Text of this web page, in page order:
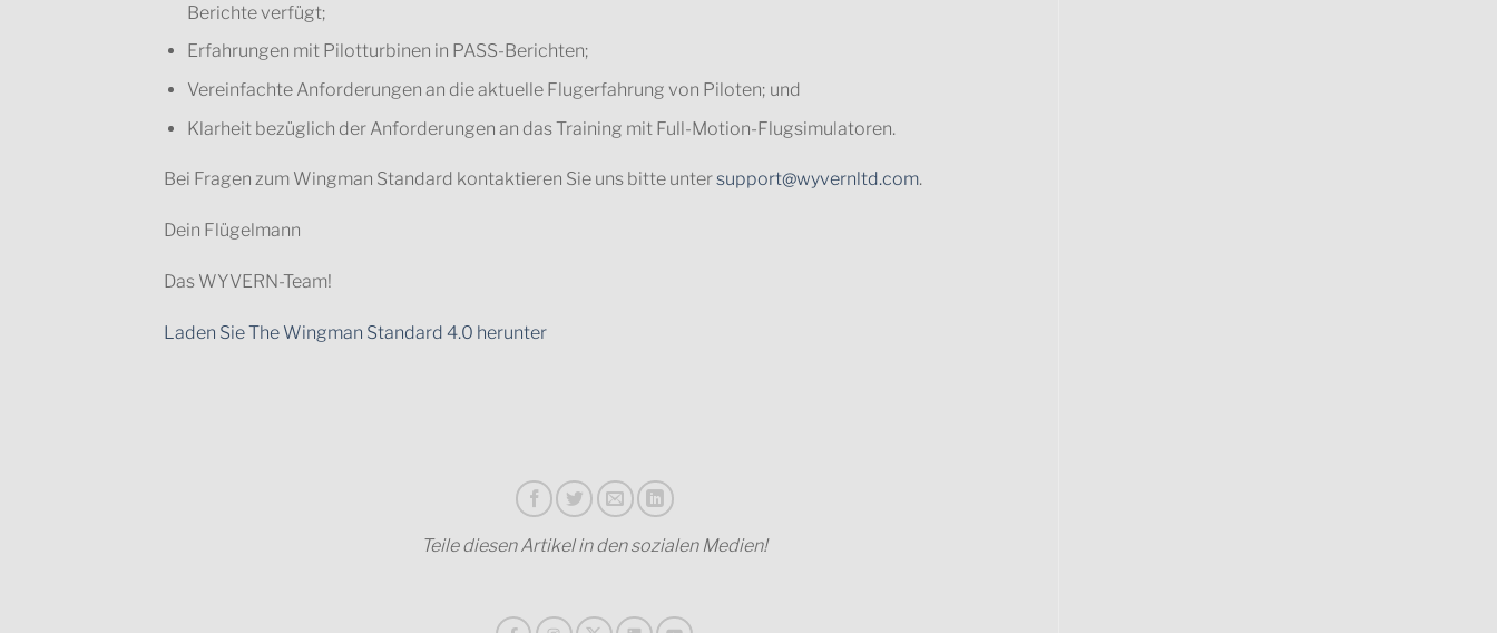
Berichte verfügt;
Erfahrungen mit Pilotturbinen in PASS-Berichten;
Vereinfachte Anforderungen an die aktuelle Flugerfahrung von Piloten; und
Klarheit bezüglich der Anforderungen an das Training mit Full-Motion-Flugsimulatoren.
Bei Fragen zum Wingman Standard kontaktieren Sie uns bitte untersupport@wyvernltd.com.
Dein Flügelmann
Das WYVERN-Team!
Laden Sie The Wingman Standard 4.0 herunter
Teile diesen Artikel in den sozialen Medien!